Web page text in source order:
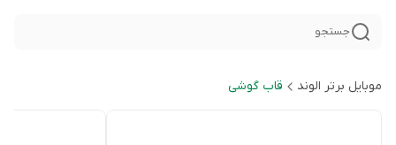
جستجو
موبایل برتر الوند قاب گوشی